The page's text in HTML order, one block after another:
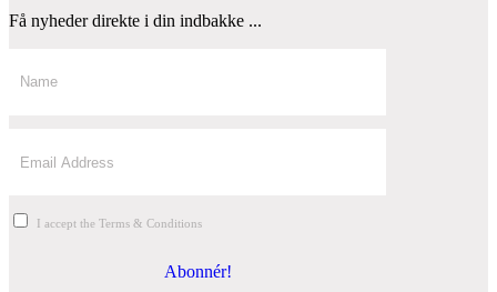
Få nyheder direkte i din indbakke ...
I accept the Terms & Conditions
Abonnér!